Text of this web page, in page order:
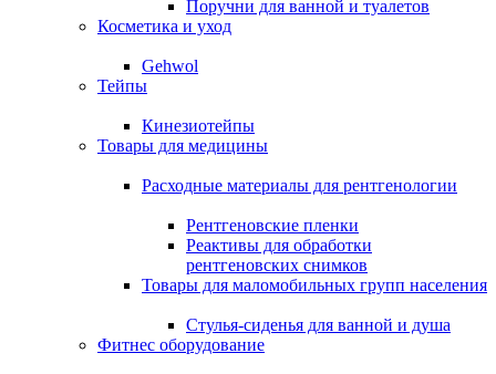
Поручни для ванной и туалетов
Косметика и уход
Gehwol
Тейпы
Кинезиотейпы
Товары для медицины
Расходные материалы для рентгенологии
Рентгеновские пленки
Реактивы для обработки
рентгеновских снимков
Товары для маломобильных групп населения
Стулья-сиденья для ванной и душа
Фитнес оборудование